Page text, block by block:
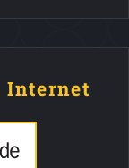
Internet